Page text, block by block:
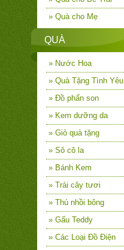
» Quà cho Mẹ
QUÀ
» Nước Hoa
» Quà Tặng Tình Yêu
» Đồ phấn son
» Kem dưỡng da
» Giỏ quà tặng
» Sô cô la
» Bánh Kem
» Trái cây tươi
» Thú nhồi bông
» Gấu Teddy
» Các Loại Đồ Điện